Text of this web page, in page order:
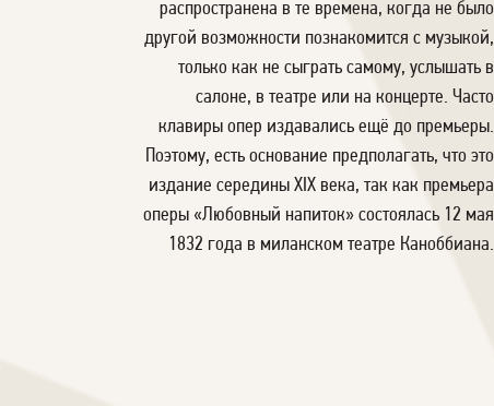
распространена в те времена, когда не было
другой возможности познакомится с музыкой,
только как не сыграть самому, услышать в
салоне, в театре или на концерте. Часто
клавиры опер издавались ещё до премьеры.
Поэтому, есть основание предполагать, что это
издание середины XIX века, так как премьера
оперы «Любовный напиток» состоялась 12 мая
1832 года в миланском театре Каноббиана.